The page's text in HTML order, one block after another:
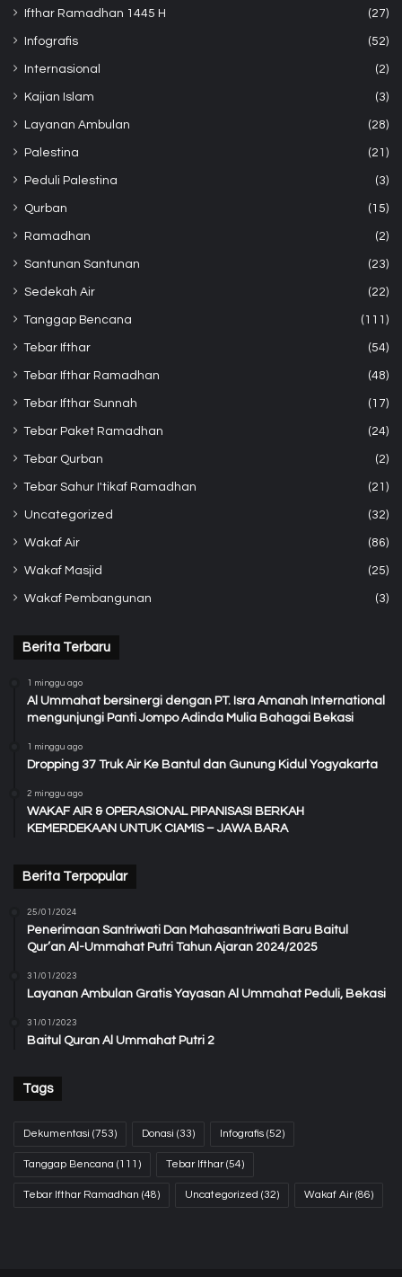
Ifthar Ramadhan 1445 H (27)
Infografis (52)
Internasional (2)
Kajian Islam (3)
Layanan Ambulan (28)
Palestina (21)
Peduli Palestina (3)
Qurban (15)
Ramadhan (2)
Santunan Santunan (23)
Sedekah Air (22)
Tanggap Bencana (111)
Tebar Ifthar (54)
Tebar Ifthar Ramadhan (48)
Tebar Ifthar Sunnah (17)
Tebar Paket Ramadhan (24)
Tebar Qurban (2)
Tebar Sahur I'tikaf Ramadhan (21)
Uncategorized (32)
Wakaf Air (86)
Wakaf Masjid (25)
Wakaf Pembangunan (3)
Berita Terbaru
1 minggu ago
Al Ummahat bersinergi dengan PT. Isra Amanah International
mengunjungi Panti Jompo Adinda Mulia Bahagai Bekasi
1 minggu ago
Dropping 37 Truk Air Ke Bantul dan Gunung Kidul Yogyakarta
2 minggu ago
WAKAF AIR & OPERASIONAL PIPANISASI BERKAH
KEMERDEKAAN UNTUK CIAMIS – JAWA BARA
Berita Terpopular
25/01/2024
Penerimaan Santriwati Dan Mahasantriwati Baru Baitul
Qur’an Al-Ummahat Putri Tahun Ajaran 2024/2025
31/01/2023
Layanan Ambulan Gratis Yayasan Al Ummahat Peduli, Bekasi
31/01/2023
Baitul Quran Al Ummahat Putri 2
Tags
Dekumentasi (753) Donasi (33) Infografis (52)
Tanggap Bencana (111) Tebar Ifthar(54)
Tebar Ifthar Ramadhan (48) Uncategorized (32) Wakaf Air(86)